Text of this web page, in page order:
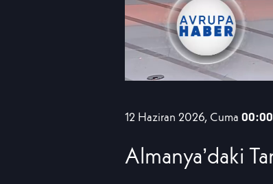
12 Haziran 2026, Cuma 00:00
Almanya’daki